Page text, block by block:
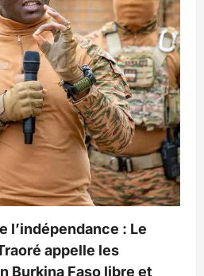
l’indépendance : Le
appelle les
Burkina Faso libre et